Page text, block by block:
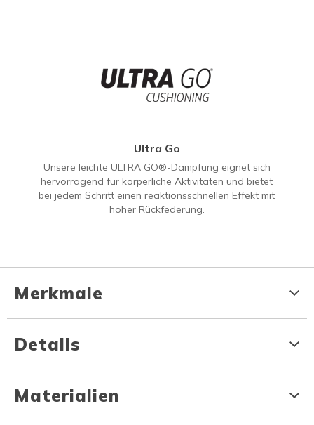
Ultra Go
Unsere leichte ULTRA GO®-Dämpfung eignet sich
hervorragend für körperliche Aktivitäten und bietet
bei jedem Schritt einen reaktionsschnellen Effekt mit
hoher Rückfederung.
Merkmale
Details
Materialien